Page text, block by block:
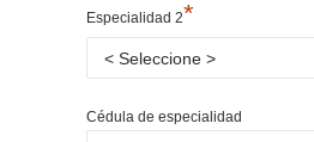
Especialidad 2*
Cédula de especialidad